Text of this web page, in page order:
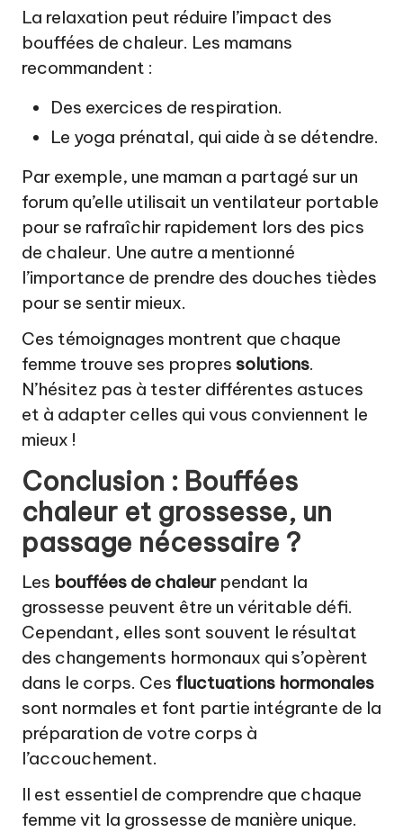
La relaxation peut réduire l’impact des
bouffées de chaleur. Les mamans
recommandent :
Des exercices de respiration.
Le yoga prénatal, qui aide à se détendre.
Par exemple, une maman a partagé sur un
forum qu’elle utilisait un ventilateur portable
pour se rafraîchir rapidement lors des pics
de chaleur. Une autre a mentionné
l’importance de prendre des douches tièdes
pour se sentir mieux.
Ces témoignages montrent que chaque
femme trouve ses propres solutions.
N’hésitez pas à tester différentes astuces
et à adapter celles qui vous conviennent le
mieux !
Conclusion : Bouffées
chaleur et grossesse, un
passage nécessaire ?
Les bouffées de chaleurpendant la
grossesse peuvent être un véritable défi.
Cependant, elles sont souvent le résultat
des changements hormonaux qui s’opèrent
dans le corps. Ces fluctuations hormonales
sont normales et font partie intégrante de la
préparation de votre corps à
l’accouchement.
Il est essentiel de comprendre que chaque
femme vit la grossesse de manière unique.